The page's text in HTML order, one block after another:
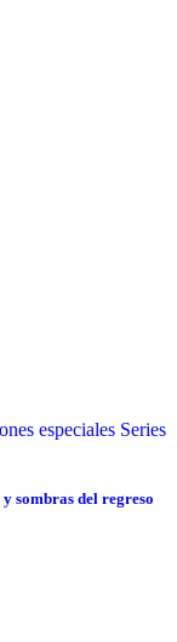
especiales Series
sombras del regreso